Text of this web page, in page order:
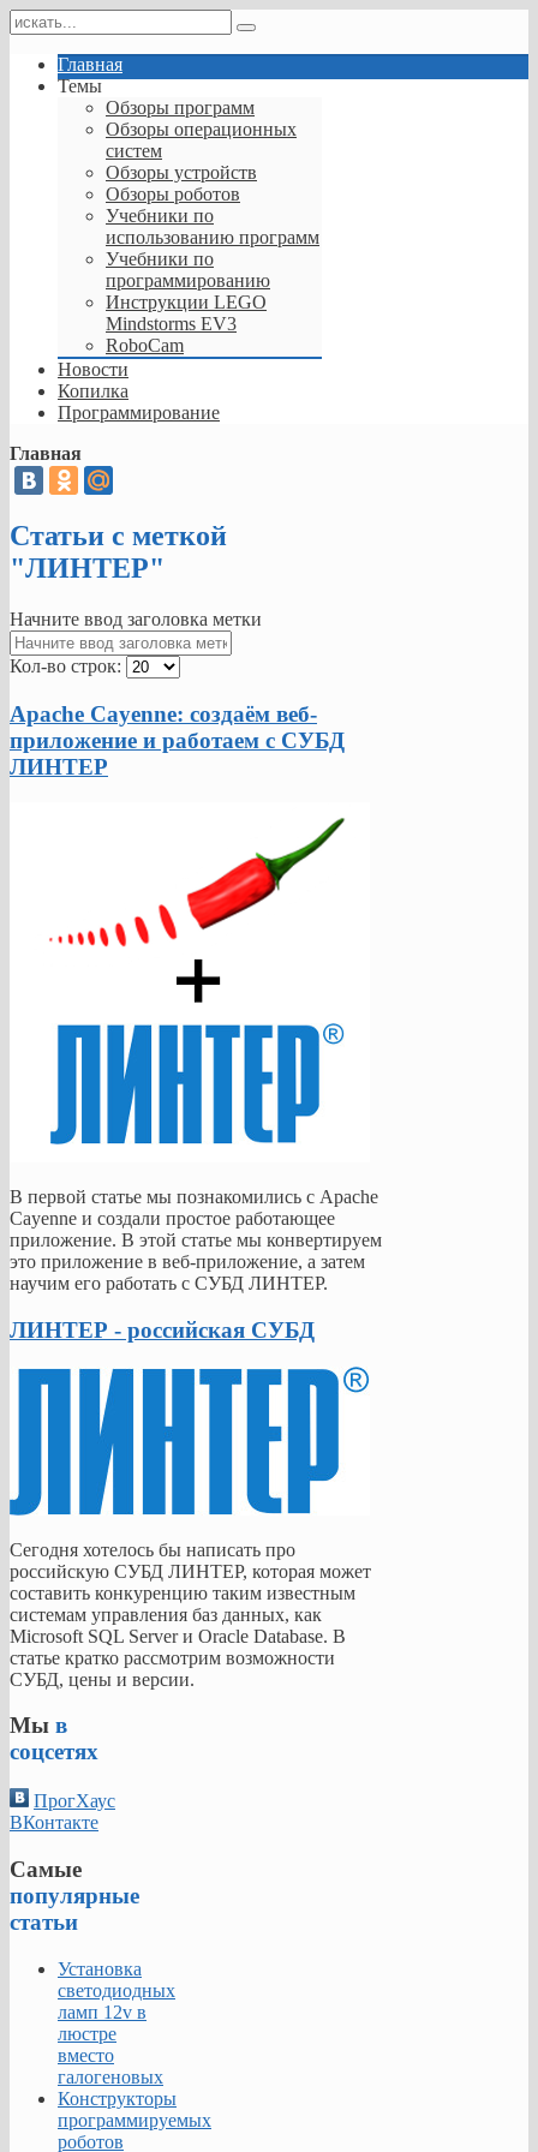
Главная
Темы
Обзоры программ
Обзоры операционных
систем
Обзоры устройств
Обзоры роботов
Учебники по
использованию программ
Учебники по
программированию
Инструкции LEGO
Mindstorms EV3
RoboCam
Новости
Копилка
Программирование
Главная
Статьи с меткой
"ЛИНТЕР"
Начните ввод заголовка метки
Кол-во строк:
Apache Cayenne: создаём веб-
приложение и работаем с СУБД
ЛИНТЕР
В первой статье мы познакомились с Apache
Cayenne и создали простое работающее
приложение. В этой статье мы конвертируем
это приложение в веб-приложение, а затем
научим его работать с СУБД ЛИНТЕР.
ЛИНТЕР - российская СУБД
Сегодня хотелось бы написать про
российскую СУБД ЛИНТЕР, которая может
составить конкуренцию таким известным
системам управления баз данных, как
Microsoft SQL Server и Oracle Database. В
статье кратко рассмотрим возможности
СУБД, цены и версии.
Мы в
соцсетях
ПрогХаус
ВКонтакте
Самые
популярные
статьи
Установка
светодиодных
ламп 12v в
люстре
вместо
галогеновых
Конструкторы
программируемых
роботов